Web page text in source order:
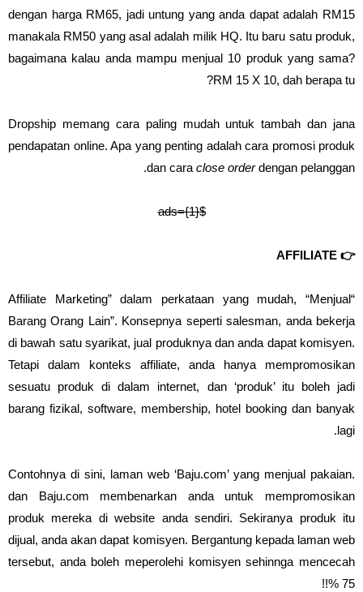
dengan harga RM65, jadi untung yang anda dapat adalah RM15
manakala RM50 yang asal adalah milik HQ. Itu baru satu produk,
bagaimana kalau anda mampu menjual 10 produk yang sama?
RM 15 X 10, dah berapa tu?
Dropship memang cara paling mudah untuk tambah dan jana
pendapatan online. Apa yang penting adalah cara promosi produk
dan cara close orderdengan pelanggan.
$ads={1}
👉 AFFILIATE
“Affiliate Marketing” dalam perkataan yang mudah, “Menjual
Barang Orang Lain”. Konsepnya seperti salesman, anda bekerja
di bawah satu syarikat, jual produknya dan anda dapat komisyen.
Tetapi dalam konteks affiliate, anda hanya mempromosikan
sesuatu produk di dalam internet, dan ‘produk’ itu boleh jadi
barang fizikal, software, membership, hotel booking dan banyak
lagi.
Contohnya di sini, laman web ‘Baju.com’ yang menjual pakaian.
dan Baju.com membenarkan anda untuk mempromosikan
produk mereka di website anda sendiri. Sekiranya produk itu
dijual, anda akan dapat komisyen. Bergantung kepada laman web
tersebut, anda boleh meperolehi komisyen sehinnga mencecah
75 %!!